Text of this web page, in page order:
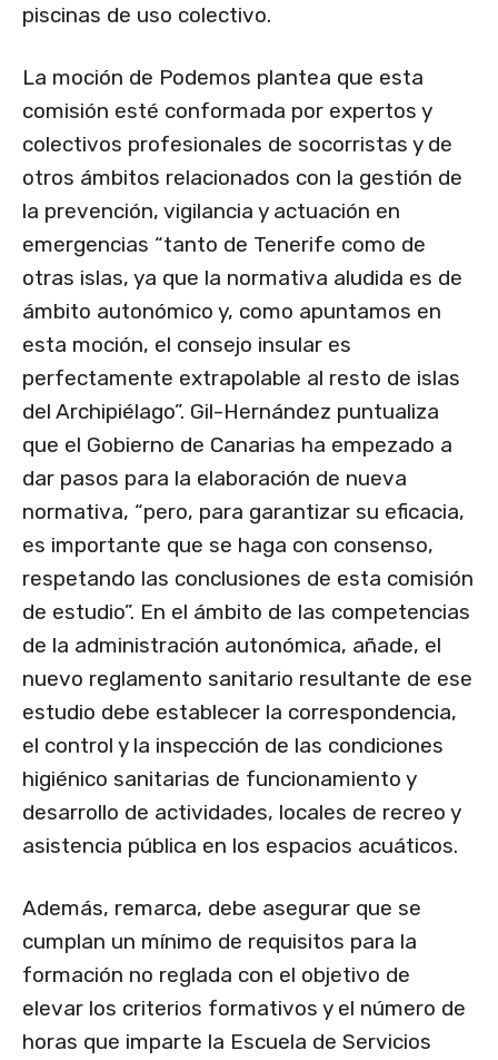
piscinas de uso colectivo.
La moción de Podemos plantea que esta
comisión esté conformada por expertos y
colectivos profesionales de socorristas y de
otros ámbitos relacionados con la gestión de
la prevención, vigilancia y actuación en
emergencias “tanto de Tenerife como de
otras islas, ya que la normativa aludida es de
ámbito autonómico y, como apuntamos en
esta moción, el consejo insular es
perfectamente extrapolable al resto de islas
del Archipiélago”. Gil-Hernández puntualiza
que el Gobierno de Canarias ha empezado a
dar pasos para la elaboración de nueva
normativa, “pero, para garantizar su eficacia,
es importante que se haga con consenso,
respetando las conclusiones de esta comisión
de estudio”. En el ámbito de las competencias
de la administración autonómica, añade, el
nuevo reglamento sanitario resultante de ese
estudio debe establecer la correspondencia,
el control y la inspección de las condiciones
higiénico sanitarias de funcionamiento y
desarrollo de actividades, locales de recreo y
asistencia pública en los espacios acuáticos.
Además, remarca, debe asegurar que se
cumplan un mínimo de requisitos para la
formación no reglada con el objetivo de
elevar los criterios formativos y el número de
horas que imparte la Escuela de Servicios